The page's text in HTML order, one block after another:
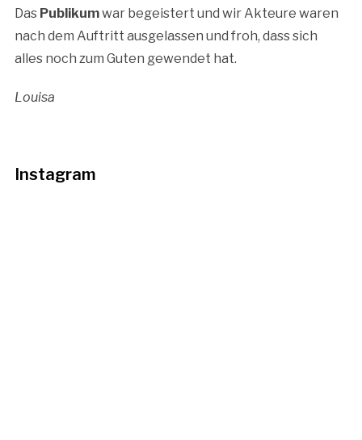
Das Publikumwar begeistert und wir Akteure waren
nach dem Auftritt ausgelassen und froh, dass sich
alles noch zum Guten gewendet hat.
Louisa
Instagram